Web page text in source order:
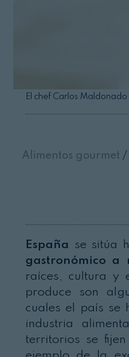
El chef Carlos Maldonado
Alimentos gourmet /
España se sitúa
gastronómico a
raíces, cultura y
produce son
cuales el país se
industria
territorios se